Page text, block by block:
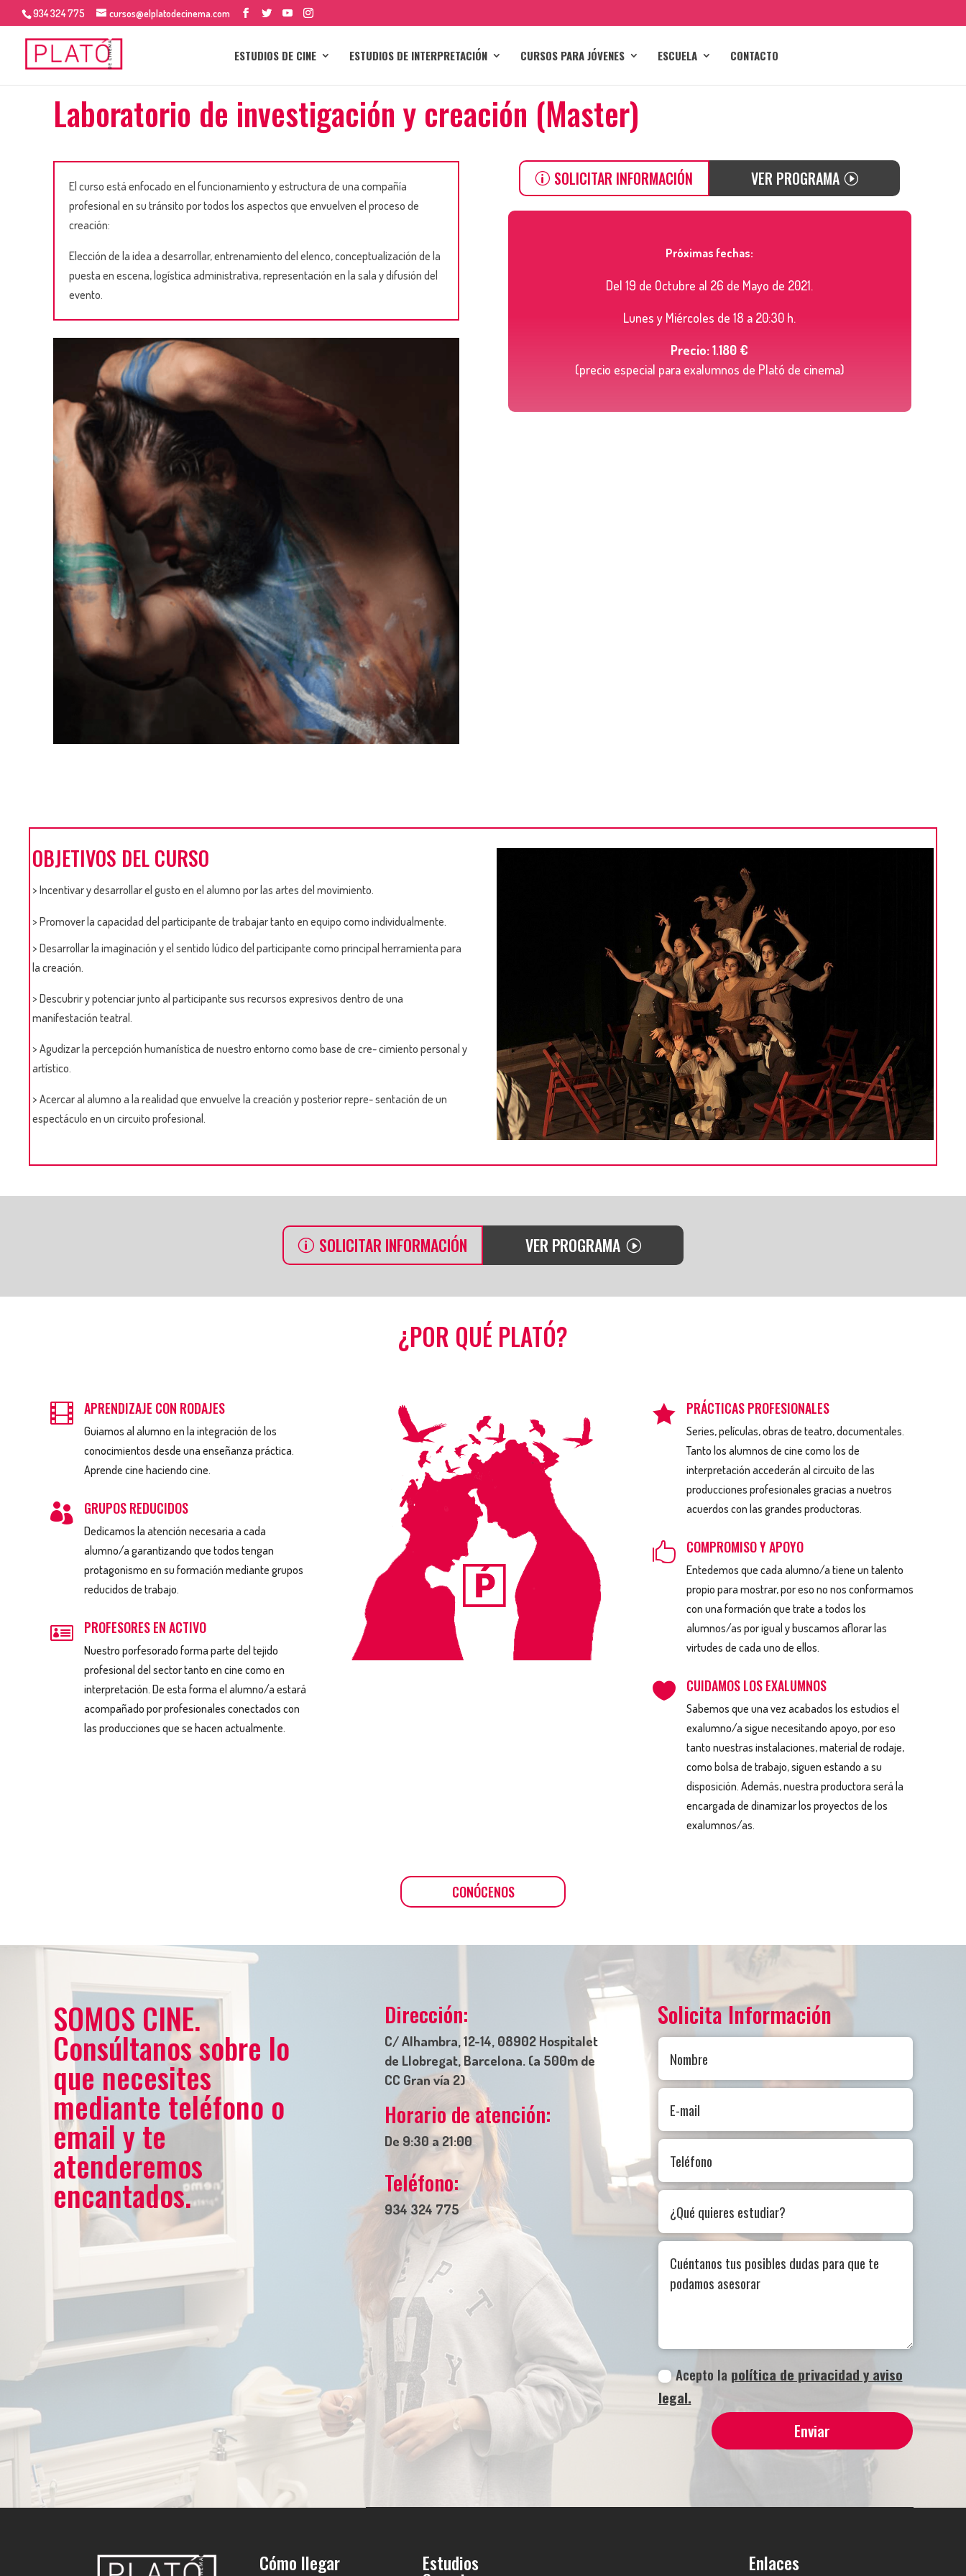
934 324 775 cursos@elplatodecinema.com
ESTUDIOS DE CINE ESTUDIOS DE INTERPRETACIÓN CURSOS PARA JÓVENES ESCUELA CONTACTO
Laboratorio de investigación y creación (Master)
El curso está enfocado en el funcionamiento y estructura de una compañía
profesional en su tránsito por todos los aspectos que envuelven el proceso de
creación:
Elección de la idea a desarrollar, entrenamiento del elenco, conceptualización de la
puesta en escena, logística administrativa, representación en la sala y difusión del
evento.
SOLICITAR INFORMACIÓN VER PROGRAMA
Próximas fechas:
Del 19 de Octubre al 26 de Mayo de 2021.
Lunes y Miércoles de 18 a 20:30 h.
Precio: 1.180 €
(precio especial para exalumnos de Plató de cinema)
OBJETIVOS DEL CURSO
> Incentivar y desarrollar el gusto en el alumno por las artes del movimiento.
>Promover la capacidad del participante de trabajar tanto en equipo comoindividualmente.
> Desarrollar la imaginación y el sentido lúdico del participante como principal herramienta para
la creación.
>Descubrir y potenciar junto al participante sus recursos expresivos dentro de una
manifestación teatral.
>Agudizar la percepción humanística de nuestro entorno como base de cre- cimiento personal y
artístico.
>Acercar al alumno a la realidad que envuelve la creación y posterior repre- sentación de un
espectáculo en un circuito profesional.
SOLICITAR INFORMACIÓN VER PROGRAMA
¿POR QUÉ PLATÓ?
 APRENDIZAJE CON RODAJES
Guiamos al alumno en la integración de los
conocimientos desde una enseñanza práctica.
Aprende cine haciendo cine.
 GRUPOS REDUCIDOS
Dedicamos la atención necesaria a cada
alumno/a garantizando que todos tengan
protagonismo en su formación mediante grupos
reducidos de trabajo.
 PROFESORES EN ACTIVO
Nuestro porfesorado forma parte del tejido
profesional del sector tanto en cine como en
interpretación. De esta forma el alumno/a estará
acompañado por profesionales conectados con
las producciones que se hacen actualmente.
 PRÁCTICAS PROFESIONALES
Series, películas, obras de teatro, documentales.
Tanto los alumnos de cine como los de
interpretación accederán al circuito de las
producciones profesionales gracias a nuetros
acuerdos con las grandes productoras.
 COMPROMISO Y APOYO
Entedemos que cada alumno/a tiene un talento
propio para mostrar, por eso no nos conformamos
con una formación que trate a todos los
alumnos/as por igual y buscamos aflorar las
virtudes de cada uno de ellos.
 CUIDAMOS LOS EXALUMNOS
Sabemos que una vez acabados los estudios el
exalumno/a sigue necesitando apoyo, por eso
tanto nuestras instalaciones, material de rodaje,
como bolsa de trabajo, siguen estando a su
disposición. Además, nuestra productora será la
encargada de dinamizar los proyectos de los
exalumnos/as.
CONÓCENOS
SOMOS CINE.
Consúltanos sobre lo
que necesites
mediante teléfono o
email y te
atenderemos
encantados.
Dirección:
C/ Alhambra, 12-14, 08902 Hospitalet
de Llobregat, Barcelona. (a 500m de
CC Gran vía 2)
Horario de atención:
De 9:30 a 21:00
Teléfono:
934 324 775
Solicita Información
Acepto la política de privacidad y aviso
legal.
Enviar
Cómo llegar Estudios Enlaces